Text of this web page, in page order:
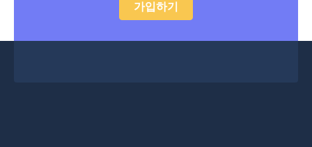
가입하기